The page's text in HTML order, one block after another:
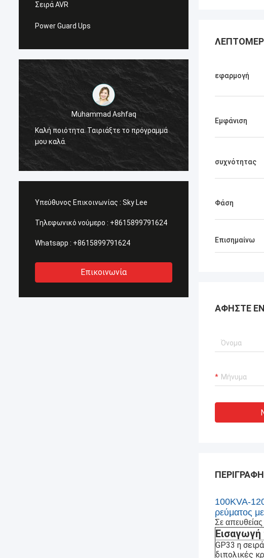
Σειρά AVR
Power Guard Ups
Muhammad Ashfaq
Καλή ποιότητα. Ταιριάξτε το πρόγραμμά
μου καλά.
Είμαι πολύ
Υπεύθυνος Επικοινωνίας : Sky Lee
Τηλεφωνικό νούμερο : +8615899791624
Whatsapp : +8615899791624
Επικοινωνία
εφαρμογή
Εμφάνιση
συχνότητας
Φάση
Επισημαίνω
ΑΦΉΣΤΕ
100KVA-
ρεύματος
Σε
GP33 η
διπολικές